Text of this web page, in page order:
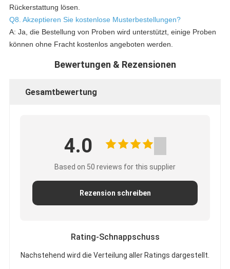
Rückerstattung lösen.
Q8. Akzeptieren Sie kostenlose Musterbestellungen?
A: Ja, die Bestellung von Proben wird unterstützt, einige Proben
können ohne Fracht kostenlos angeboten werden.
Bewertungen & Rezensionen
Gesamtbewertung
4.0
Based on 50 reviews for this supplier
Rezension schreiben
Rating-Schnappschuss
Nachstehend wird die Verteilung aller Ratings dargestellt.